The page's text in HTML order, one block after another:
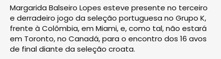
Margarida Balseiro Lopes esteve presente no terceiro
e derradeiro jogo da seleção portuguesa no Grupo K,
frente à Colômbia, em Miami, e, como tal, não estará
em Toronto, no Canadá, para o encontro dos 16 avos
de final diante da seleção croata.